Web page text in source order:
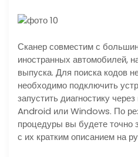
Сканер совместим с
иностранных автомобилей,
выпуска. Для поиска кодов
необходимо подключить
запустить диагностику
Android или Windows. По
процедуры вы будете
с их кратким описанием на